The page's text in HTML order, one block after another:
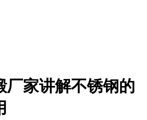
厂家讲解不锈钢的